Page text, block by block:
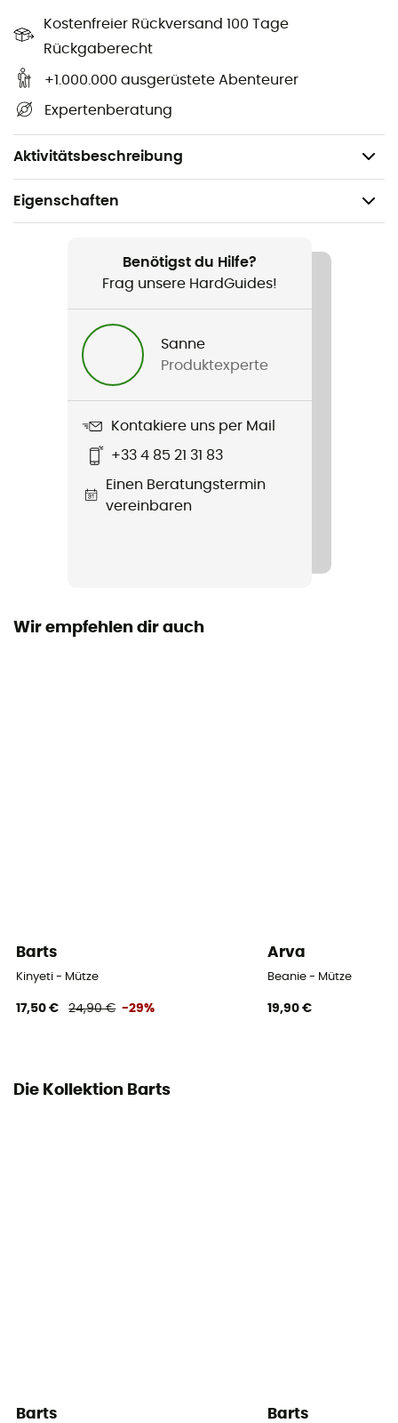
Kostenfreier Rückversand 100 Tage
Rückgaberecht
+1.000.000 ausgerüstete Abenteurer
Expertenberatung
Aktivitätsbeschreibung
durch einen Pompon verstärkt. Schließlich sorgt das
Fleece-Innenfutter für angenehmen Komfort, selbst bei
Fleece-Futter
Eigenschaften
Jasmin Beanie
Zusatzinformation
Tricoté à la main / Doublure en polaire
Benötigst du Hilfe?
Frag unsere HardGuides!
Sanne
Produktexperte
Kontakiere uns per Mail
+33 4 85 21 31 83
Einen Beratungstermin
vereinbaren
Wir empfehlen dir auch
Barts
Kinyeti - Mütze
17,50 € 24,90 € -29%
Arva
Beanie - Mütze
19,90 €
Die Kollektion Barts
Barts Barts